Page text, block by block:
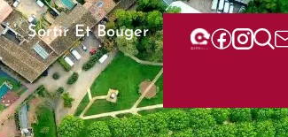
Sortir Et Bouger